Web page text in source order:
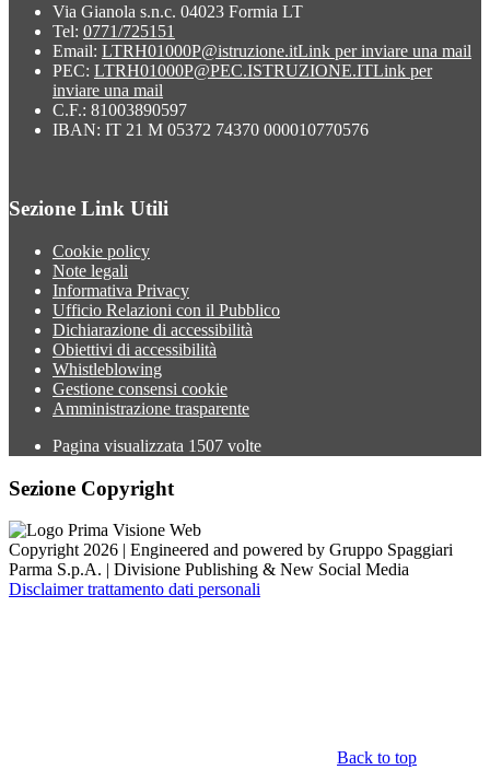
Via Gianola s.n.c. 04023 Formia LT
Tel: 0771/725151
Email: LTRH01000P@istruzione.itLink per inviare una mail
PEC: LTRH01000P@PEC.ISTRUZIONE.ITLink per
inviare una mail
C.F.: 81003890597
IBAN: IT 21 M 05372 74370 000010770576
Sezione Link Utili
Cookie policy
Note legali
Informativa Privacy
Ufficio Relazioni con il Pubblico
Dichiarazione di accessibilità
Obiettivi di accessibilità
Whistleblowing
Gestione consensi cookie
Amministrazione trasparente
Pagina visualizzata 1507 volte
Sezione Copyright
Copyright 2026 | Engineered and powered by Gruppo Spaggiari
Parma S.p.A. | Divisione Publishing & New Social Media
Disclaimer trattamento dati personali
Back to top